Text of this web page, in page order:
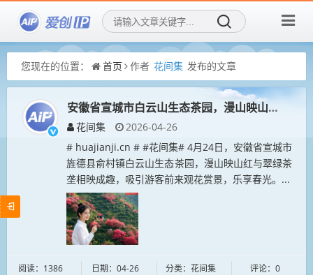
您现在的位置： 首页 作者 花间集 发布的文章
安徽省宣城市白云山生态茶园，漫山映山红与翠
花间集
2026-04-26
# huajianji.cn # #花间集# 4月24日，安徽省宣城市
旌德县俞村镇白云山生态茶园，漫山映山红与翠绿茶
垄相映成趣，吸引游客前来观花赏景，乐享春光。...
阅读：1386 日期：04-26 分类：花间集 评论：0